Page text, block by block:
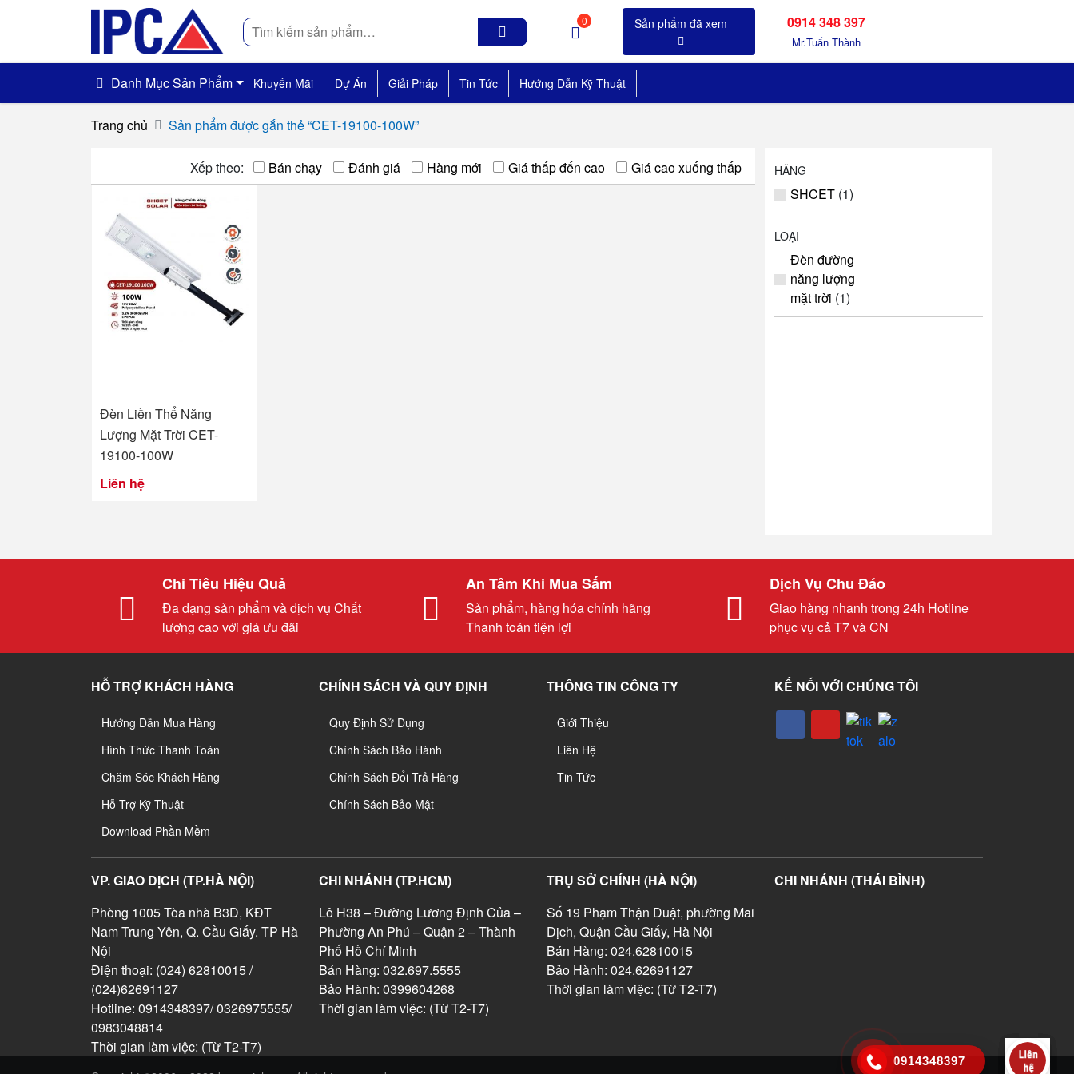
Tìm
kiếm
0 0914 348 397
Mr.Tuấn Thành
Danh Mục Sản Phẩm Khuyến Mãi Dự Án Giải Pháp Tin Tức Hướng Dẫn Kỹ Thuật
Trang chủ Sản phẩm được gắn thẻ “CET-19100-100W”
Xếp theo: Bán chạy Đánh giá Hàng mới Giá thấp đến cao Giá cao xuống thấp
Đèn Liền Thể Năng
Lượng Mặt Trời CET-
19100-100W
Liên hệ
HÃNG
SHCET (1)
LOẠI
Đèn đường
năng lượng
mặt trời (1)
Chi Tiêu Hiệu Quả
Đa dạng sản phẩm và dịch vụ Chất
lượng cao với giá ưu đãi
An Tâm Khi Mua Sắm
Sản phẩm, hàng hóa chính hãng
Thanh toán tiện lợi
Dịch Vụ Chu Đáo
Giao hàng nhanh trong 24h Hotline
phục vụ cả T7 và CN
HỖ TRỢ KHÁCH HÀNG
Hướng Dẫn Mua Hàng
Hình Thức Thanh Toán
Chăm Sóc Khách Hàng
Hỗ Trợ Kỹ Thuật
Download Phần Mềm
CHÍNH SÁCH VÀ QUY ĐỊNH
Quy Định Sử Dụng
Chính Sách Bảo Hành
Chính Sách Đổi Trả Hàng
Chính Sách Bảo Mật
THÔNG TIN CÔNG TY
Giới Thiệu
Liên Hệ
Tin Tức
KẾ NỐI VỚI CHÚNG TÔI
VP. GIAO DỊCH (TP.HÀ NỘI)
Phòng 1005 Tòa nhà B3D, KĐT
Nam Trung Yên, Q. Cầu Giấy. TP Hà
Nội
Điện thoại: (024) 62810015 /
(024)62691127
Hotline: 0914348397/ 0326975555/
0983048814
Thời gian làm việc: (Từ T2-T7)
CHI NHÁNH (TP.HCM)
Lô H38 – Đường Lương Định Của –
Phường An Phú – Quận 2 – Thành
Phố Hồ Chí Minh
Bán Hàng: 032.697.5555
Bảo Hành: 0399604268
Thời gian làm việc: (Từ T2-T7)
TRỤ SỞ CHÍNH (HÀ NỘI)
Số 19 Phạm Thận Duật, phường Mai
Dịch, Quận Cầu Giấy, Hà Nội
Bán Hàng: 024.62810015
Bảo Hành: 024.62691127
Thời gian làm việc: (Từ T2-T7)
CHI NHÁNH (THÁI BÌNH)
0914348397